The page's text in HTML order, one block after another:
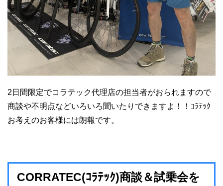
2日間限定でコラテック代理店の担当者がおられますので
商談や不明点などいろいろ聞いたりできますよ！！ｺﾗﾃｯｸ
お考えのお客様には朗報です。
CORRATEC(ｺﾗﾃｯｸ)商談＆試乗会を